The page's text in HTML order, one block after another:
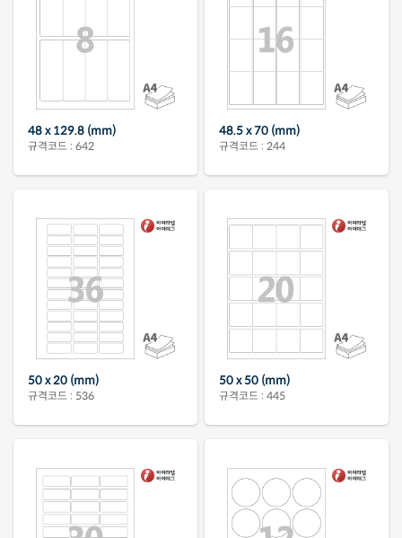
48 x 129.8 (mm)
규격코드 : 642
48.5 x 70 (mm)
규격코드 : 244
50 x 20 (mm)
규격코드 : 536
50 x 50 (mm)
규격코드 : 445